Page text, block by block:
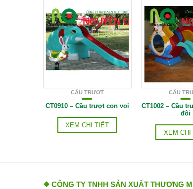
CẦU TRƯỢT
CT0910 – Cầu trượt con voi
XEM CHI TIẾT
CẦU
CT1002 – Cầu
đôi
XEM CHI
❖ CÔNG TY TNHH SẢN XUẤT THƯƠNG